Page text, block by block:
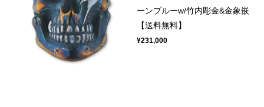
ーンブルーw/竹内彫金&金象嵌
【送料無料】
¥231,000